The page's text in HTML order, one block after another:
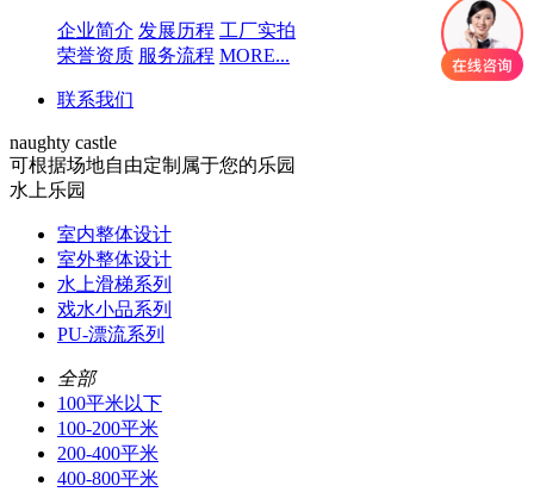
企业简介 发展历程 工厂实拍
荣誉资质 服务流程 MORE...
联系我们
naughty castle
可根据场地自由定制属于您的乐园
水上乐园
室内整体设计
室外整体设计
水上滑梯系列
戏水小品系列
PU-漂流系列
全部
100平米以下
100-200平米
200-400平米
400-800平米